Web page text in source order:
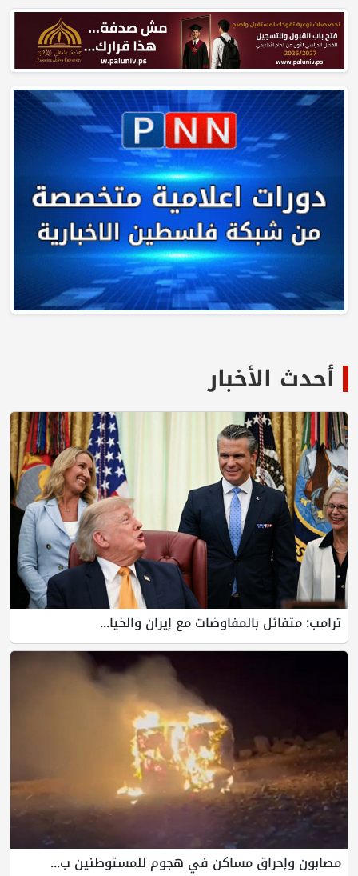
أحدث الأخبار
ترامب: متفائل بالمفاوضات مع إيران والخيا...
مصابون وإحراق مساكن في هجوم للمستوطنين ب...